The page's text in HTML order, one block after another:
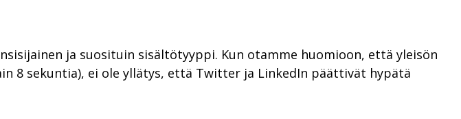
ja suosituin sisältötyyppi. Kun otamme huomioon, että yleisön
8 sekuntia), ei ole yllätys, että Twitter ja LinkedIn päättivät hypätä